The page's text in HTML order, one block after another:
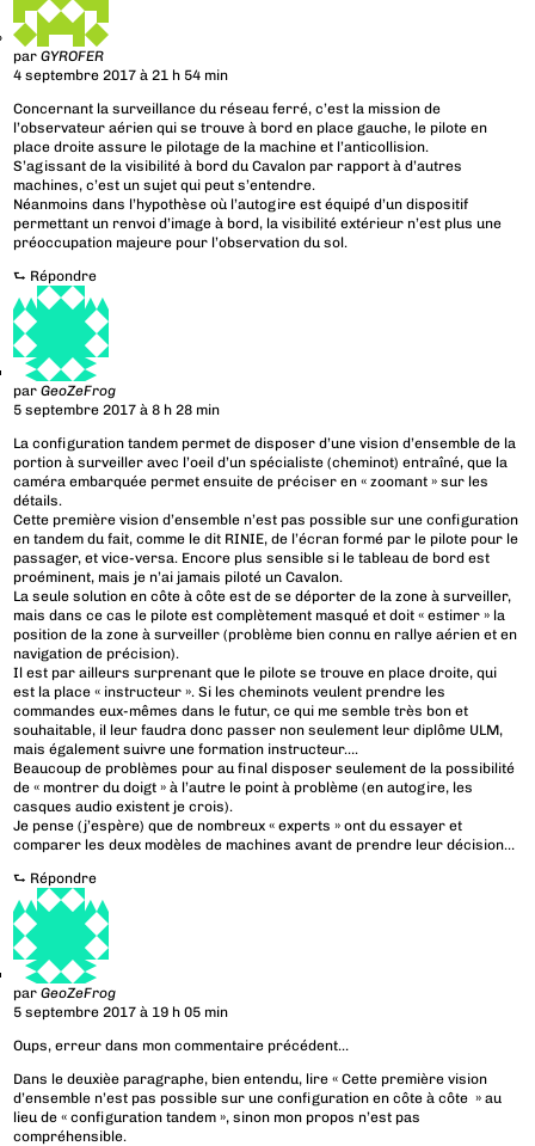
parGYROFER
4 septembre 2017 à 21 h 54 min
Concernant la surveillance du réseau ferré, c’est la mission de
l’observateur aérien qui se trouve à bord en place gauche, le pilote en
place droite assure le pilotage de la machine et l’anticollision.
S’agissant de la visibilité à bord du Cavalon par rapport à d’autres
machines, c’est un sujet qui peut s’entendre.
Néanmoins dans l’hypothèse où l’autogire est équipé d’un dispositif
permettant un renvoi d’image à bord, la visibilité extérieur n’est plus une
préoccupation majeure pour l’observation du sol.
⮑ Répondre
parGeoZeFrog
5 septembre 2017 à 8 h 28 min
La configuration tandem permet de disposer d’une vision d’ensemble de la
portion à surveiller avec l’oeil d’un spécialiste (cheminot) entraîné, que la
caméra embarquée permet ensuite de préciser en « zoomant » sur les
détails.
Cette première vision d’ensemble n’est pas possible sur une configuration
en tandem du fait, comme le dit RINIE, de l’écran formé par le pilote pour le
passager, et vice-versa. Encore plus sensible si le tableau de bord est
proéminent, mais je n’ai jamais piloté un Cavalon.
La seule solution en côte à côte est de se déporter de la zone à surveiller,
mais dans ce cas le pilote est complètement masqué et doit « estimer » la
position de la zone à surveiller (problème bien connu en rallye aérien et en
navigation de précision).
Il est par ailleurs surprenant que le pilote se trouve en place droite, qui
est la place « instructeur ». Si les cheminots veulent prendre les
commandes eux-mêmes dans le futur, ce qui me semble très bon et
souhaitable, il leur faudra donc passer non seulement leur diplôme ULM,
mais également suivre une formation instructeur….
Beaucoup de problèmes pour au final disposer seulement de la possibilité
de « montrer du doigt » à l’autre le point à problème (en autogire, les
casques audio existent je crois).
Je pense (j’espère) que de nombreux « experts » ont du essayer et
comparer les deux modèles de machines avant de prendre leur décision…
⮑ Répondre
parGeoZeFrog
5 septembre 2017 à 19 h 05 min
Oups, erreur dans mon commentaire précédent…
Dans le deuxièe paragraphe, bien entendu, lire « Cette première vision
d’ensemble n’est pas possible sur une configuration en côte à côte » au
lieu de « configuration tandem », sinon mon propos n’est pas
compréhensible.